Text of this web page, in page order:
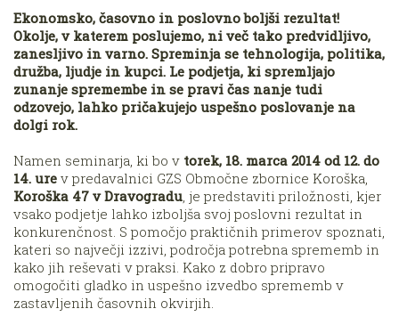
Ekonomsko, časovno in poslovno boljši rezultat!
Okolje, v katerem poslujemo, ni več tako predvidljivo,
zanesljivo in varno. Spreminja se tehnologija, politika,
družba, ljudje in kupci. Le podjetja, ki spremljajo
zunanje spremembe in se pravi čas nanje tudi
odzovejo, lahko pričakujejo uspešno poslovanje na
dolgi rok.
Namen seminarja, ki bo v torek, 18. marca 2014 od 12. do
14. ure v predavalnici GZS Območne zbornice Koroška,
Koroška 47 v Dravogradu, je predstaviti priložnosti, kjer
vsako podjetje lahko izboljša svoj poslovni rezultat in
konkurenčnost. S pomočjo praktičnih primerov spoznati,
kateri so največji izzivi, področja potrebna sprememb in
kako jih reševati v praksi. Kako z dobro pripravo
omogočiti gladko in uspešno izvedbo sprememb v
zastavljenih časovnih okvirjih.